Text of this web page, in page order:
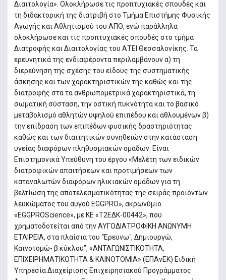
Διαιτολογία». Ολοκλήρωσε τις προπτυχιακές σπουδές και
τη διδακτορική της διατριβή στο Τμήμα Επιστήμης Φυσικής
Αγωγής και Αθλητισμού του ΑΠΘ, ενώ παράλληλα
ολοκλήρωσε και τις προπτυχιακές σπουδές στο τμήμα
Διατροφής και Διαιτολογίας του ΑΤΕΙ Θεσσαλονίκης. Τα
ερευνητικά της ενδιαφέροντα περιλαμβάνουν α) τη
διερεύνηση της σχέσης του είδους της συστηματικής
άσκησης και των χαρακτηριστικών της καθώς και της
διατροφής στα τα ανθρωπομετρικά χαρακτηριστικά, τη
σωματική σύσταση, την οστική πυκνότητα και το βασικό
μεταβολισμό αθλητών υψηλού επιπέδου και αθλουμένων β)
την επίδραση των επιπέδων φυσικής δραστηριότητας
καθώς και των διαιτητικών συνηθειών στην κατάσταση
υγείας διαφόρων πληθυσμιακών ομάδων. Είναι
Επιστημονικά Υπεύθυνη του έργου «Μελέτη των ειδικών
διατροφικών απαιτήσεων και προτιμήσεων των
καταναλωτών διαφόρων ηλικιακών ομάδων για τη
βελτίωση της αποτελεσματικότητας της σειράς προϊόντων
λευκώματος του αυγού EGGPRO», ακρωνύμιο
«EGGPROScience», με ΚΕ «Τ2ΕΔΚ-00442», που
χρηματοδοτείται από την ΑΥΓΟΔΙΑΤΡΟΦΙΚΗ ΑΝΩΝΥΜΗ
ΕΤΑΙΡΕΙΑ, στα πλαίσια του “Ερευνω΄, Δημιουργώ,
Καινοτομώ- β κύκλου”, «ΑΝΤΑΓΩΝΙΣΤΙΚΟΤΗΤΑ,
ΕΠΙΧΕΙΡΗΜΑΤΙΚΟΤΗΤΑ & ΚΑΙΝΟΤΟΜΙΑ» (ΕΠΑνΕΚ) Ειδική
Υπηρεσία Διαχείρισης Επιχειρησιακού Προγράμματος